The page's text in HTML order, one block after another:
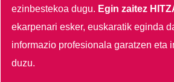
ezinbestekoa dugu. Egin zaitez
ekarpenari esker, euskaratik eginda
informazio profesionala garatzen eta
duzu.